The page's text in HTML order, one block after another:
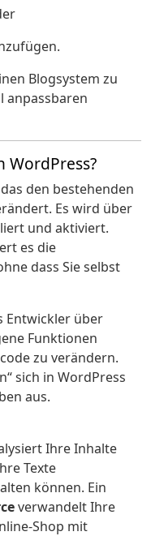
Blogsystem zu
anpassbaren
den bestehenden
Es wird über
und aktiviert.
es die
dass Sie selbst
Entwickler über
Funktionen
zu verändern.
sich in WordPress
aus.
Ihre Inhalte
Texte
können. Ein
verwandelt Ihre
Shop mit